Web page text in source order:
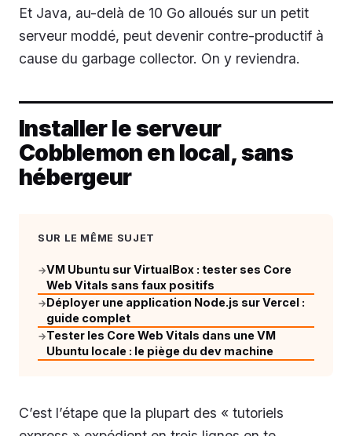
Et Java, au-delà de 10 Go alloués sur un petit
serveur moddé, peut devenir contre-productif à
cause du garbage collector. On y reviendra.
Installer le serveur
Cobblemon en local, sans
hébergeur
SUR LE MÊME SUJET
→VM Ubuntu sur VirtualBox : tester ses Core
Web Vitals sans faux positifs
→Déployer une application Node.js sur Vercel :
guide complet
→Tester les Core Web Vitals dans une VM
Ubuntu locale : le piège du dev machine
C’est l’étape que la plupart des « tutoriels